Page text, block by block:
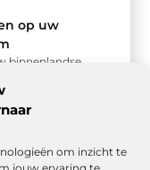
om inzicht te
op uw
binnenlandse